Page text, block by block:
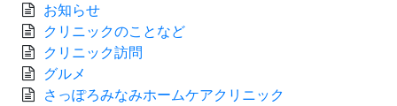
お知らせ
クリニックのことなど
クリニック訪問
グルメ
さっぽろみなみホームケアクリニック